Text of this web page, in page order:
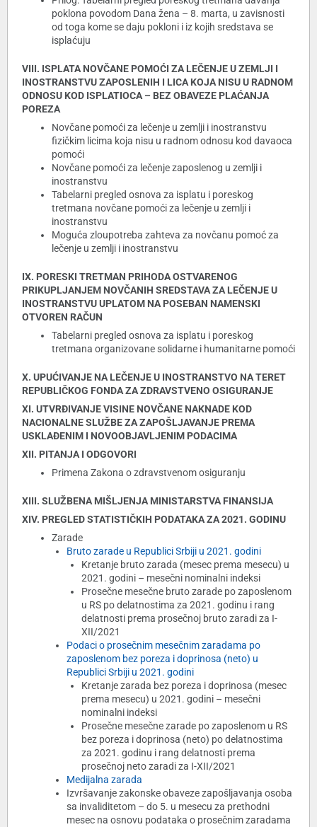
poklona povodom Dana žena – 8. marta, u zavisnosti
od toga kome se daju pokloni i iz kojih sredstava se
isplaćuju
VIII. ISPLATA NOVČANE POMOĆI ZA LEČENJE U ZEMLJI I
INOSTRANSTVU ZAPOSLENIH I LICA KOJA NISU U RADNOM
ODNOSU KOD ISPLATIOCA – BEZ OBAVEZE PLAĆANJA
POREZA
Novčane pomoći za lečenje u zemlji i inostranstvu
fizičkim licima koja nisu u radnom odnosu kod davaoca
pomoći
Novčane pomoći za lečenje zaposlenog u zemlji i
inostranstvu
Tabelarni pregled osnova za isplatu i poreskog
tretmana novčane pomoći za lečenje u zemlji i
inostranstvu
Moguća zloupotreba zahteva za novčanu pomoć za
lečenje u zemlji i inostranstvu
IX. PORESKI TRETMAN PRIHODA OSTVARENOG
PRIKUPLJANJEM NOVČANIH SREDSTAVA ZA LEČENJE U
INOSTRANSTVU UPLATOM NA POSEBAN NAMENSKI
OTVOREN RAČUN
Tabelarni pregled osnova za isplatu i poreskog
tretmana organizovane solidarne i humanitarne pomoći
X. UPUĆIVANJE NA LEČENJE U INOSTRANSTVO NA TERET
REPUBLIČKOG FONDA ZA ZDRAVSTVENO OSIGURANJE
XI. UTVRĐIVANJE VISINE NOVČANE NAKNADE KOD
NACIONALNE SLUŽBE ZA ZAPOŠLJAVANJE PREMA
USKLAĐENIM I NOVOOBJAVLJENIM PODACIMA
XII. PITANJA I ODGOVORI
Primena Zakona o zdravstvenom osiguranju
XIII. SLUŽBENA MIŠLJENJA MINISTARSTVA FINANSIJA
XIV. PREGLED STATISTIČKIH PODATAKA ZA 2021. GODINU
Zarade
Bruto zarade u Republici Srbiji u 2021. godini
Kretanje bruto zarada (mesec prema mesecu) u
2021. godini – mesečni nominalni indeksi
Prosečne mesečne bruto zarade po zaposlenom
u RS po delatnostima za 2021. godinu i rang
delatnosti prema prosečnoj bruto zaradi za I-
XII/2021
Podaci o prosečnim mesečnim zaradama po
zaposlenom bez poreza i doprinosa (neto) u
Republici Srbiji u 2021. godini
Kretanje zarada bez poreza i doprinosa (mesec
prema mesecu) u 2021. godini – mesečni
nominalni indeksi
Prosečne mesečne zarade po zaposlenom u RS
bez poreza i doprinosa (neto) po delatnostima
za 2021. godinu i rang delatnosti prema
prosečnoj neto zaradi za I-XII/2021
Medijalna zarada
Izvršavanje zakonske obaveze zapošljavanja osoba
sa invaliditetom – do 5. u mesecu za prethodni
mesec na osnovu podataka o prosečnim zaradama